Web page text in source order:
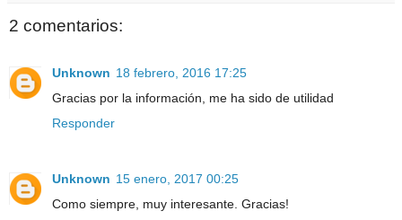
2 comentarios:
Unknown 18 febrero, 2016 17:25
Gracias por la información, me ha sido de utilidad
Responder
Unknown 15 enero, 2017 00:25
Como siempre, muy interesante. Gracias!